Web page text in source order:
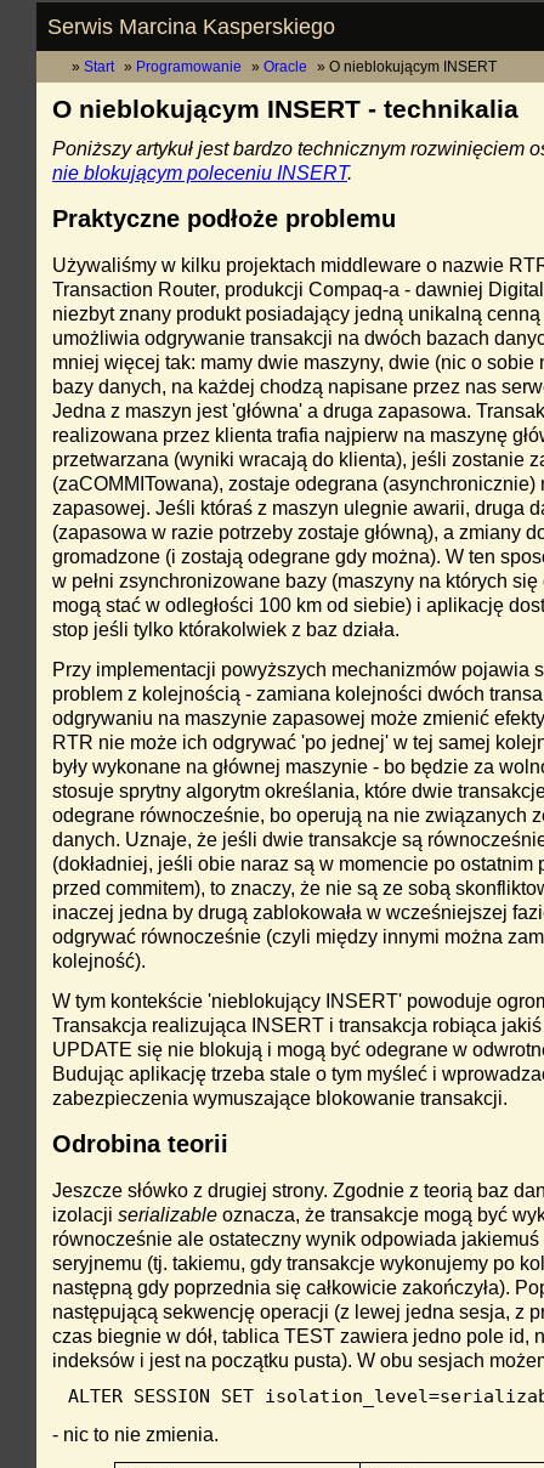
Serwis Marcina Kasperskiego
Start Programowanie Oracle O nieblokującym INSERT
O nieblokującym INSERT - technikalia
Poniższy artykuł jest bardzo technicznym rozwinięciem
nie blokującym poleceniu INSERT.
Praktyczne podłoże problemu
Używaliśmy w kilku projektach middleware o nazwie
Transaction Router, produkcji Compaq-a - dawniej
niezbyt znany produkt posiadający jedną unikalną
umożliwia odgrywanie transakcji na dwóch bazach
mniej więcej tak: mamy dwie maszyny, dwie (nic o sobie
bazy danych, na każdej chodzą napisane przez nas
Jedna z maszyn jest 'główna' a druga zapasowa.
realizowana przez klienta trafia najpierw na maszynę
przetwarzana (wyniki wracają do klienta), jeśli zostanie
(zaCOMMITowana), zostaje odegrana (asynchronicznie)
zapasowej. Jeśli któraś z maszyn ulegnie awarii, druga
(zapasowa w razie potrzeby zostaje główną), a zmiany
gromadzone (i zostają odegrane gdy można). W ten
w pełni zsynchronizowane bazy (maszyny na których
mogą stać w odległości 100 km od siebie) i aplikację
stop jeśli tylko którakolwiek z baz działa.
Przy implementacji powyższych mechanizmów pojawia
problem z kolejnością - zamiana kolejności dwóch
odgrywaniu na maszynie zapasowej może zmienić
RTR nie może ich odgrywać 'po jednej' w tej samej
były wykonane na głównej maszynie - bo będzie za
stosuje sprytny algorytm określania, które dwie
odegrane równocześnie, bo operują na nie związanych
danych. Uznaje, że jeśli dwie transakcje są
(dokładniej, jeśli obie naraz są w momencie po ostatnim
przed commitem), to znaczy, że nie są ze sobą
inaczej jedna by drugą zablokowała w wcześniejszej
odgrywać równocześnie (czyli między innymi można
kolejność).
W tym kontekście 'nieblokujący INSERT' powoduje
Transakcja realizująca INSERT i transakcja robiąca
UPDATE się nie blokują i mogą być odegrane w
Budując aplikację trzeba stale o tym myśleć i
zabezpieczenia wymuszające blokowanie transakcji.
Odrobina teorii
Jeszcze słówko z drugiej strony. Zgodnie z teorią baz
izolacjiserializable oznacza, że transakcje mogą być
równocześnie ale ostateczny wynik odpowiada
seryjnemu (tj. takiemu, gdy transakcje wykonujemy po
następną gdy poprzednia się całkowicie zakończyła).
następującą sekwencję operacji (z lewej jedna sesja, z
czas biegnie w dół, tablica TEST zawiera jedno pole id,
indeksów i jest na początku pusta). W obu sesjach
ALTER SESSION SET
- nic to nie zmienia.